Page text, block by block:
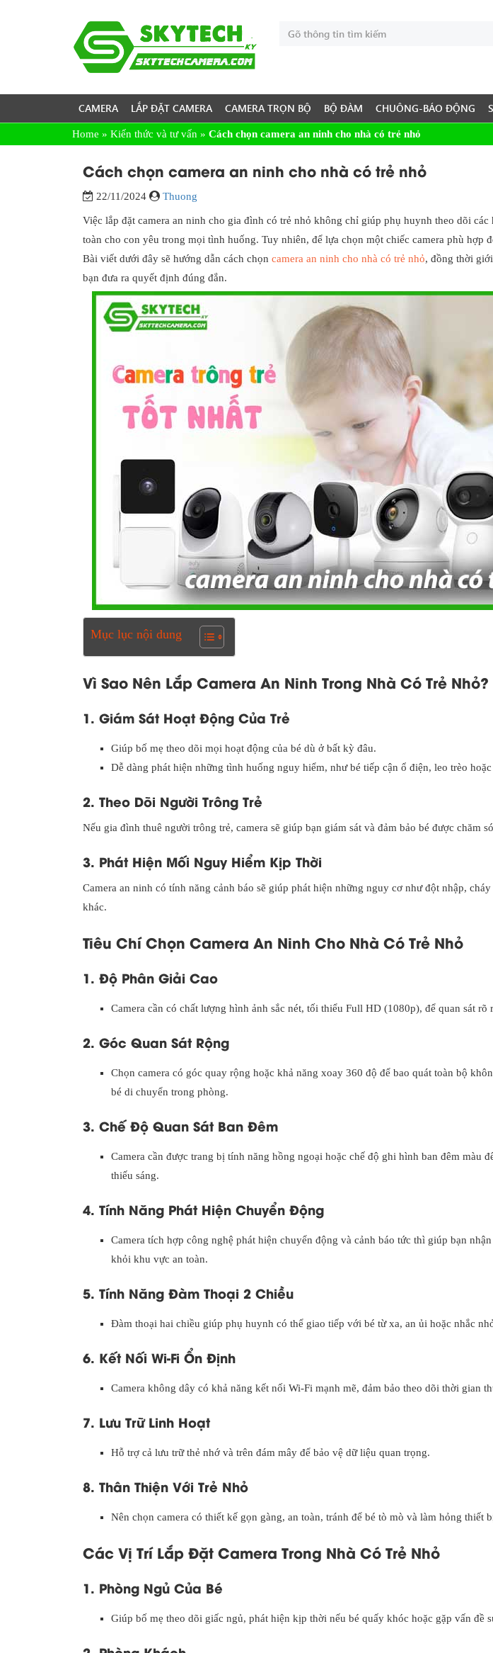
CAMERA LẮP ĐẶT CAMERA CAMERA TRỌN BỘ BỘ ĐÀM CHUÔNG-BÁO ĐỘNG
Home » Kiến thức và tư vấn » Cách chọn camera an ninh cho nhà có trẻ nhỏ
Cách chọn camera an ninh cho nhà có trẻ nhỏ
22/11/2024 Thuong
Việc lắp đặt camera an ninh cho gia đình có trẻ nhỏ không chỉ giúp phụ huynh theo dõi các
toàn cho con yêu trong mọi tình huống. Tuy nhiên, để lựa chọn một chiếc camera phù hợp
Bài viết dưới đây sẽ hướng dẫn cách chọn camera an ninh cho nhà có trẻ nhỏ, đồng thời
bạn đưa ra quyết định đúng đắn.
Mục lục nội dung
Vì Sao Nên Lắp Camera An Ninh Trong Nhà Có Trẻ Nhỏ?
1. Giám Sát Hoạt Động Của Trẻ
Giúp bố mẹ theo dõi mọi hoạt động của bé dù ở bất kỳ đâu.
Dễ dàng phát hiện những tình huống nguy hiểm, như bé tiếp cận ổ điện, leo trèo
2. Theo Dõi Người Trông Trẻ
Nếu gia đình thuê người trông trẻ, camera sẽ giúp bạn giám sát và đảm bảo bé được chăm
3. Phát Hiện Mối Nguy Hiểm Kịp Thời
Camera an ninh có tính năng cảnh báo sẽ giúp phát hiện những nguy cơ như đột nhập,
khác.
Tiêu Chí Chọn Camera An Ninh Cho Nhà Có Trẻ Nhỏ
1. Độ Phân Giải Cao
Camera cần có chất lượng hình ảnh sắc nét, tối thiểu Full HD (1080p), để quan sát
2. Góc Quan Sát Rộng
Chọn camera có góc quay rộng hoặc khả năng xoay 360 độ để bao quát toàn bộ
bé di chuyển trong phòng.
3. Chế Độ Quan Sát Ban Đêm
Camera cần được trang bị tính năng hồng ngoại hoặc chế độ ghi hình ban đêm màu
thiếu sáng.
4. Tính Năng Phát Hiện Chuyển Động
Camera tích hợp công nghệ phát hiện chuyển động và cảnh báo tức thì giúp bạn
khỏi khu vực an toàn.
5. Tính Năng Đàm Thoại 2 Chiều
Đàm thoại hai chiều giúp phụ huynh có thể giao tiếp với bé từ xa, an ủi hoặc nhắc
6. Kết Nối Wi-Fi Ổn Định
Camera không dây có khả năng kết nối Wi-Fi mạnh mẽ, đảm bảo theo dõi thời gian
7. Lưu Trữ Linh Hoạt
Hỗ trợ cả lưu trữ thẻ nhớ và trên đám mây để bảo vệ dữ liệu quan trọng.
8. Thân Thiện Với Trẻ Nhỏ
Nên chọn camera có thiết kế gọn gàng, an toàn, tránh để bé tò mò và làm hỏng thiết
Các Vị Trí Lắp Đặt Camera Trong Nhà Có Trẻ Nhỏ
1. Phòng Ngủ Của Bé
Giúp bố mẹ theo dõi giấc ngủ, phát hiện kịp thời nếu bé quấy khóc hoặc gặp vấn đề